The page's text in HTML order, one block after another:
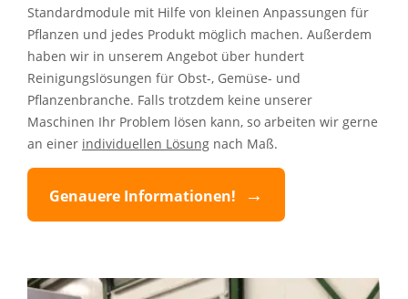
Standardmodule mit Hilfe von kleinen Anpassungen für
Pflanzen und jedes Produkt möglich machen. Außerdem
haben wir in unserem Angebot über hundert
Reinigungslösungen für Obst-, Gemüse- und
Pflanzenbranche. Falls trotzdem keine unserer
Maschinen Ihr Problem lösen kann, so arbeiten wir gerne
an einer individuellen Lösung nach Maß.
Genauere Informationen!